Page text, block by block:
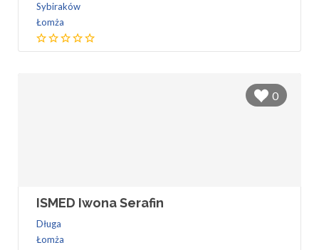
Sybiraków
Łomża
0
ISMED Iwona Serafin
Długa
Łomża